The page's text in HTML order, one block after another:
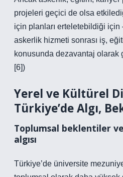
projeleri geçici de olsa
için planları erteletebildiği
askerlik hizmeti sonrası iş,
konusunda dezavantaj olarak
[6])
Yerel ve Kültürel
Türkiye’de Algı,
Toplumsal beklentiler
algısı
Türkiye’de üniversite